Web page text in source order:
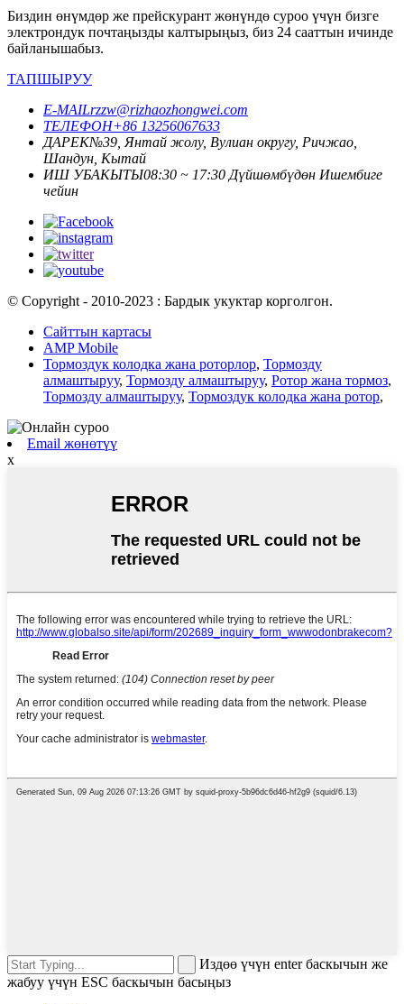
Биздин өнүмдөр же прейскурант жөнүндө суроо үчүн бизге
электрондук почтаңызды калтырыңыз, биз 24 сааттын ичинде
байланышабыз.
ТАПШЫРУУ
E-MAILrzzw@rizhaozhongwei.com
ТЕЛЕФОН+86 13256067633
ДАРЕК№39, Янтай жолу, Вулиан округу, Ричжао,
Шандун, Кытай
ИШ УБАКЫТЫ08:30 ~ 17:30 Дүйшөмбүдөн Ишембиге
чейин
© Copyright - 2010-2023 : Бардык укуктар корголгон.
Сайттын картасы
AMP Mobile
Тормоздук колодка жана роторлор, Тормозду
алмаштыруу, Тормозду алмаштыруу, Ротор жана тормоз,
Тормозду алмаштыруу, Тормоздук колодка жана ротор,
Email жөнөтүү
x
Издөө үчүн enter баскычын же
жабуу үчүн ESC баскычын басыңыз